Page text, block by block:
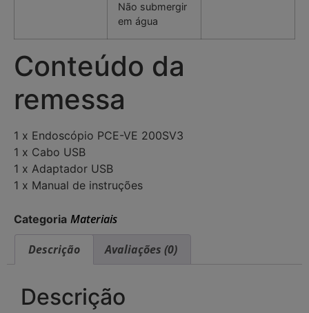
Não submergir
em água
Conteúdo da
remessa
1 x Endoscópio PCE-VE 200SV3
1 x Cabo USB
1 x Adaptador USB
1 x Manual de instruções
Categoria Materiais
Descrição
Avaliações (0)
Descrição